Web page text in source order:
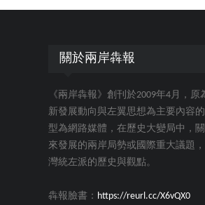
關於兩岸犇報
《兩岸犇報》創刊於2009年4月，原
新發展動向與左翼思想為主要內容
型為網路媒體，在歷史大變局中，
來發展的兩岸局勢或國際重大議題
灣統左派的歷史與觀點。
犇報臉書： https://reurl.cc/X6vQX0